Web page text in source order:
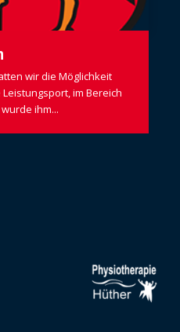
wir die Möglichkeit
im Bereich
ihm...